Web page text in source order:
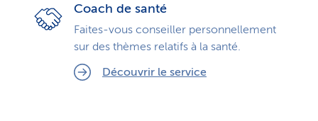
Coach de santé
Faites-vous conseiller personnellement
sur des thèmes relatifs à la santé.
Découvrir le service